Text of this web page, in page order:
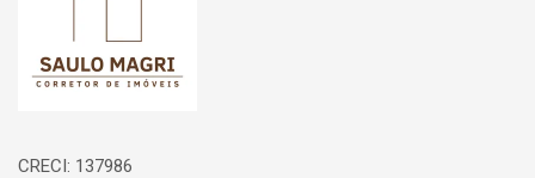
CRECI: 137986